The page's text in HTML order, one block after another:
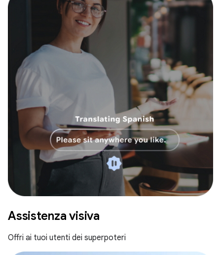
Assistenza visiva
Offri ai tuoi utenti dei superpoteri